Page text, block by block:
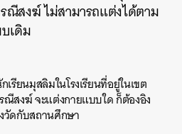
สงฆ์ ไม่สามารถแต่งได้ตาม
เดิม
รียนมุสลิมในโรงเรียนที่อยู่ในเขต
สงฆ์ จะแต่งกายแบบใด ก็ต้องอิง
วัดกับสถานศึกษา